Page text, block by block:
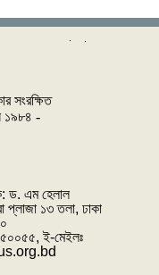
সংরক্ষিত
১৯৮৪ -
‌ড. এম হেলাল
প্লাজা ১৩ তলা, ঢাকা
ই-মেইলঃ